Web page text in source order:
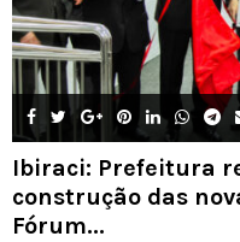
Ibiraci: Prefeitura
construção das
Fórum...